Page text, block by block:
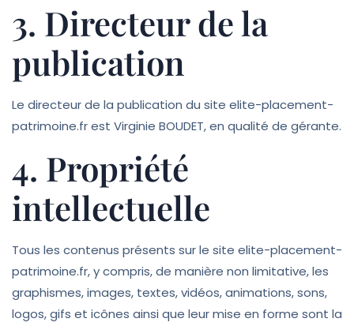
3. Directeur de la
publication
Le directeur de la publication du site elite-placement-
patrimoine.fr est Virginie BOUDET, en qualité de gérante.
4. Propriété
intellectuelle
Tous les contenus présents sur le site elite-placement-
patrimoine.fr, y compris, de manière non limitative, les
graphismes, images, textes, vidéos, animations, sons,
logos, gifs et icônes ainsi que leur mise en forme sont la